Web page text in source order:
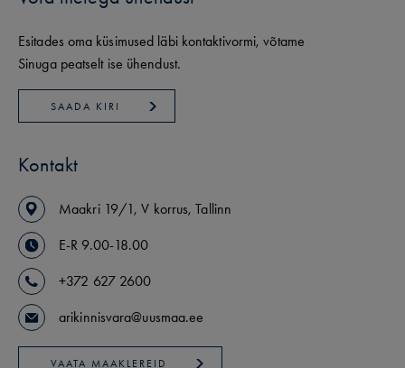
Esitades oma küsimused läbi kontaktivormi, võtame
Sinuga peatselt ise ühendust.
SAADA KIRI
Kontakt
Maakri 19/1,V korrus,Tallinn
E-R 9.00-18.00
+372 627 2600
arikinnisvara@uusmaa.ee
VAATA MAAKLEREID